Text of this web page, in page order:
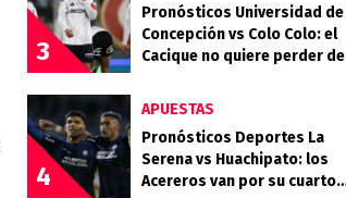
3
Pronósticos Universidad de
Concepción vs Colo Colo: el
Cacique no quiere perder de
4
APUESTAS
Pronósticos Deportes La
Serena vs Huachipato: los
Acereros van por su cuarto